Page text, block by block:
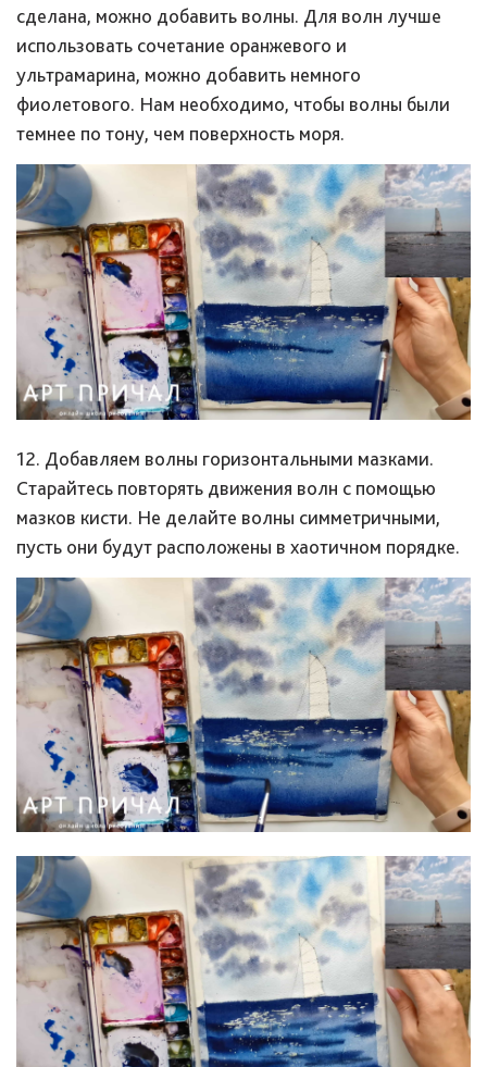
сделана, можно добавить волны. Для волн лучше
использовать сочетание оранжевого и
ультрамарина, можно добавить немного
фиолетового. Нам необходимо, чтобы волны были
темнее по тону, чем поверхность моря.
12. Добавляем волны горизонтальными мазками.
Старайтесь повторять движения волн с помощью
мазков кисти. Не делайте волны симметричными,
пусть они будут расположены в хаотичном порядке.